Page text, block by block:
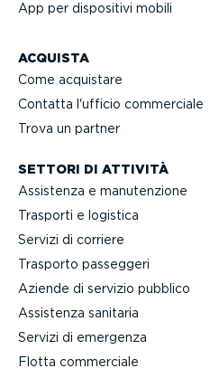
App per dispositivi mobili
ACQUISTA
Come acquistare
Contatta l'ufficio commerciale
Trova un partner
SETTORI DI ATTIVITÀ
Assistenza e manuten­zione
Trasporti e logistica
Servizi di corriere
Trasporto passeggeri
Aziende di servizio pubblico
Assistenza sanitaria
Servizi di emergenza
Flotta commerciale